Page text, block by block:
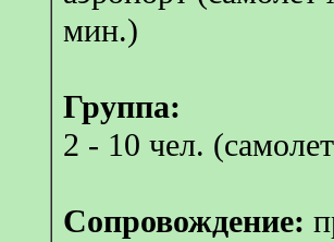
мин.)
Группа:
2 - 10 чел.
Сопровождение: